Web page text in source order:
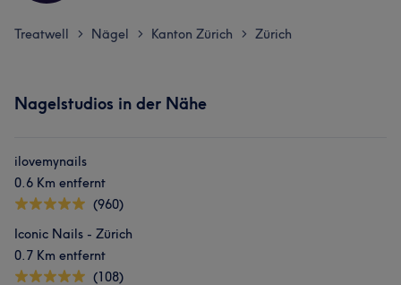
Treatwell > Nägel > Kanton Zürich > Zürich
Nagelstudios in der Nähe
ilovemynails
0.6 Km entfernt
(960)
Iconic Nails - Zürich
0.7 Km entfernt
(108)